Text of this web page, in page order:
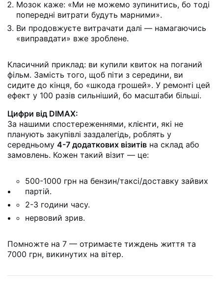
Мозок каже: «Ми не можемо зупинитись, бо тоді
попередні витрати будуть марними».
Ви продовжуєте витрачати далі — намагаючись
«виправдати» вже зроблене.
Класичний приклад: ви купили квиток на поганий
фільм. Замість того, щоб піти з середини, ви
сидите до кінця, бо «шкода грошей». У ремонті цей
ефект у 100 разів сильніший, бо масштаби більші.
Цифри від DIMAX:
За нашими спостереженнями, клієнти, які не
планують закупівлі заздалегідь, роблять у
середньому 4-7 додаткових візитів на склад або
замовлень. Кожен такий візит — це:
500-1000 грн на бензин/таксі/доставку зайвих
партій.
2-3 години часу.
нервовий зрив.
Помножте на 7 — отримаєте тиждень життя та
7000 грн, викинутих на вітер.